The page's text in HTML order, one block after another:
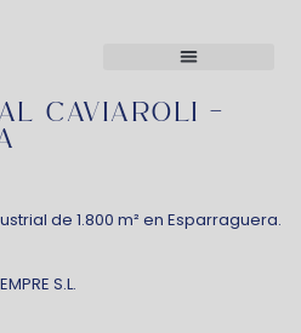
CAVIAROLI –
de 1.800 m² en Esparraguera.
S.L.